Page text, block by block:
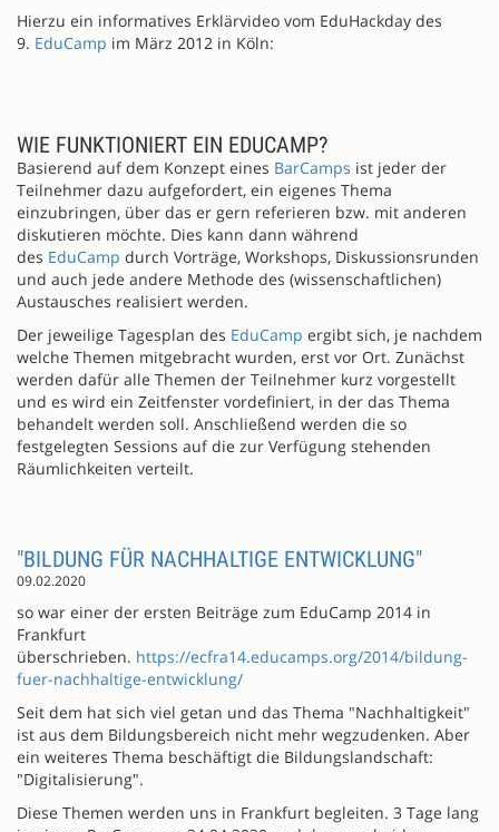
Hierzu ein informatives Erklärvideo vom EduHackday des
9. EduCamp im März 2012 in Köln:
WIE FUNKTIONIERT EIN EDUCAMP?
Basierend auf dem Konzept eines BarCamps ist jeder der
Teilnehmer dazu aufgefordert, ein eigenes Thema
einzubringen, über das er gern referieren bzw. mit anderen
diskutieren möchte. Dies kann dann während
des EduCamp durch Vorträge, Workshops, Diskussionsrunden
und auch jede andere Methode des (wissenschaftlichen)
Austausches realisiert werden.
Der jeweilige Tagesplan des EduCamp ergibt sich, je nachdem
welche Themen mitgebracht wurden, erst vor Ort. Zunächst
werden dafür alle Themen der Teilnehmer kurz vorgestellt
und es wird ein Zeitfenster vordefiniert, in der das Thema
behandelt werden soll. Anschließend werden die so
festgelegten Sessions auf die zur Verfügung stehenden
Räumlichkeiten verteilt.
"BILDUNG FÜR NACHHALTIGE ENTWICKLUNG"
09.02.2020
so war einer der ersten Beiträge zum EduCamp 2014 in
Frankfurt
überschrieben. https://ecfra14.educamps.org/2014/bildung-
fuer-nachhaltige-entwicklung/
Seit dem hat sich viel getan und das Thema "Nachhaltigkeit"
ist aus dem Bildungsbereich nicht mehr wegzudenken. Aber
ein weiteres Thema beschäftigt die Bildungslandschaft:
"Digitalisierung".
Diese Themen werden uns in Frankfurt begleiten. 3 Tage lang